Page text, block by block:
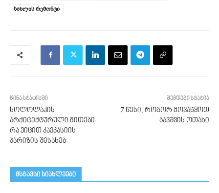
სახლის რემონტი
წინა სტატიაში
სოლოლაკის
არქიტექტურული მითები:
რა ვიცით კავკასიის
პარიზის შესახებ
შემდეგი სტატია
7 წესი, როგორ მოვაწყოთ
ბავშვის ოთახი
მსგავსი სიახლეები